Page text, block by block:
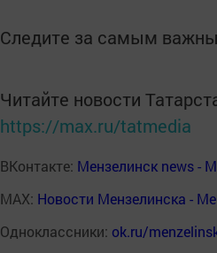
Следите за самым
Читайте новости
https://max.ru/tatmedia
ВКонтакте: Мензелинск news -
MAX: Новости Мензелинска -
Одноклассники: ok.ru/